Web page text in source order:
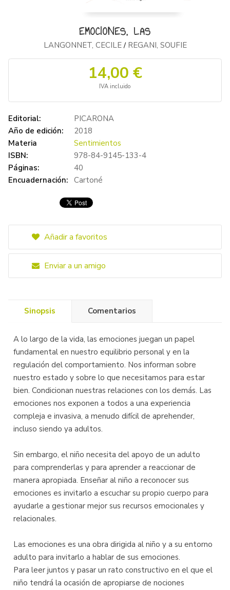
EMOCIONES, LAS
LANGONNET, CECILE/ REGANI, SOUFIE
14,00 €
IVA incluido
Editorial:
PICARONA
Año de edición:
2018
Materia
Sentimientos
ISBN:
978-84-9145-133-4
Páginas:
40
Encuadernación: Cartoné
Añadir a favoritos
Enviar a un amigo
Sinopsis Comentarios
A lo largo de la vida, las emociones juegan un papel
fundamental en nuestro equilibrio personal y en la
regulación del comportamiento. Nos informan sobre
nuestro estado y sobre lo que necesitamos para estar
bien. Condicionan nuestras relaciones con los demás. Las
emociones nos exponen a todos a una experiencia
compleja e invasiva, a menudo difícil de aprehender,
incluso siendo ya adultos.
Sin embargo, el niño necesita del apoyo de un adulto
para comprenderlas y para aprender a reaccionar de
manera apropiada. Enseñar al niño a reconocer sus
emociones es invitarlo a escuchar su propio cuerpo para
ayudarle a gestionar mejor sus recursos emocionales y
relacionales.
Las emociones es una obra dirigida al niño y a su entorno
adulto para invitarlo a hablar de sus emociones.
Para leer juntos y pasar un rato constructivo en el que el
niño tendrá la ocasión de apropiarse de nociones